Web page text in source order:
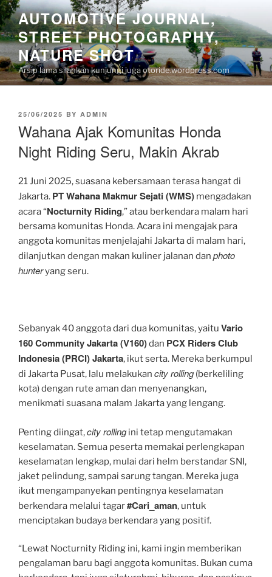
Skip
to
content
AUTOMOTIVE JOURNAL,
STREET PHOTOGRAPHY,
NATURE SHOT
Arsip lama silahkan kunjungi juga otoride.wordpress.com
POSTED
25/06/2025 BY ADMIN
Wahana Ajak Komunitas Honda
Night Riding Seru, Makin Akrab
21 Juni 2025, suasana kebersamaan terasa hangat di
Jakarta. PT Wahana Makmur Sejati (WMS) mengadakan
acara “Nocturnity Riding,” atau berkendara malam hari
bersama komunitas Honda. Acara ini mengajak para
anggota komunitas menjelajahi Jakarta di malam hari,
dilanjutkan dengan makan kuliner jalanan dan photo
hunteryang seru.
Sebanyak 40 anggota dari dua komunitas, yaitu Vario
160 Community Jakarta (V160)dan PCX Riders Club
Indonesia (PRCI) Jakarta, ikut serta. Mereka berkumpul
di Jakarta Pusat, lalu melakukan city rolling(berkeliling
kota) dengan rute aman dan menyenangkan,
menikmati suasana malam Jakarta yang lengang.
Penting diingat,city rollingini tetap mengutamakan
keselamatan. Semua peserta memakai perlengkapan
keselamatan lengkap, mulai dari helm berstandar SNI,
jaket pelindung, sampai sarung tangan. Mereka juga
ikut mengampanyekan pentingnya keselamatan
berkendara melalui tagar#Cari_aman, untuk
menciptakan budaya berkendara yang positif.
“Lewat Nocturnity Riding ini, kami ingin memberikan
pengalaman baru bagi anggota komunitas. Bukan cuma